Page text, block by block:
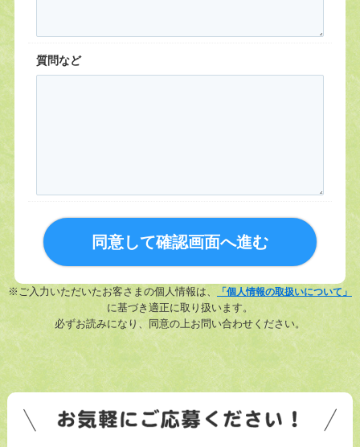
質問など
同意して確認画面へ進む
※ご入力いただいたお客さまの個人情報は、 「個人情報の取扱いについて」
に基づき適正に取り扱います。
必ずお読みになり、同意の上お問い合わせください。